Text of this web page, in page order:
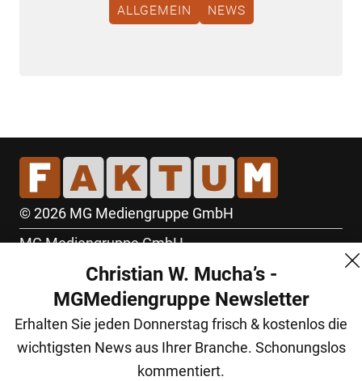
ALLGEMEIN NEWS
© 2026 MG Mediengruppe GmbH
MG Mediengruppe GmbH
Burgring 1/7
1010 Wien
+43 (1) 522 14 14
office@mgmedien.at
Christian W. Mucha’s -
MGMediengruppe Newsletter
Erhalten Sie jeden Donnerstag frisch & kostenlos die
wichtigsten News aus Ihrer Branche. Schonungslos
kommentiert.